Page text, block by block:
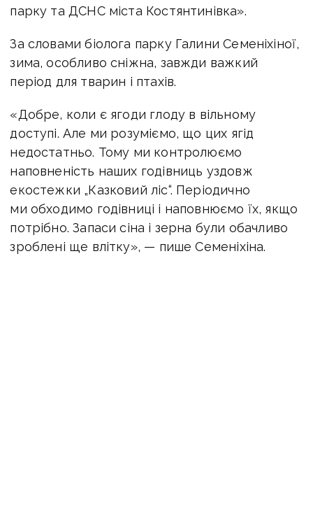
парку та ДСНС міста Костянтинівка».
За словами біолога парку Галини Семеніхіної,
зима, особливо сніжна, завжди важкий
період для тварин і птахів.
«Добре, коли є ягоди глоду в вільному
доступі. Але ми розуміємо, що цих ягід
недостатньо. Тому ми контролюємо
наповненість наших годівниць уздовж
екостежки „Казковий ліс“. Періодично
ми обходимо годівниці і наповнюємо їх, якщо
потрібно. Запаси сіна і зерна були обачливо
зроблені ще влітку», — пише Семеніхіна.